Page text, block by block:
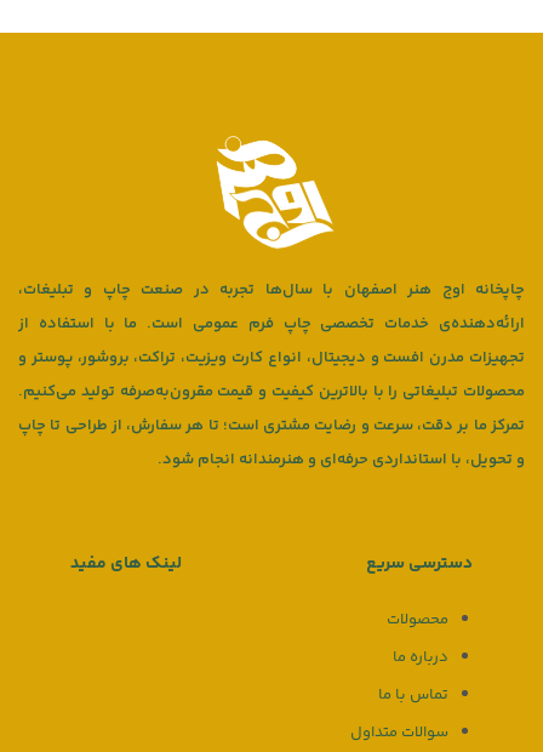
چاپخانه اوج هنر اصفهان با سال‌ها تجربه در صنعت چاپ و تبلیغات،
ارائه‌دهنده‌ی خدمات تخصصی چاپ فرم عمومی است. ما با استفاده از
تجهیزات مدرن افست و دیجیتال، انواع کارت ویزیت، تراکت، بروشور، پوستر و
محصولات تبلیغاتی را با بالاترین کیفیت و قیمت مقرون‌به‌صرفه تولید می‌کنیم.
تمرکز ما بر دقت، سرعت و رضایت مشتری است؛ تا هر سفارش، از طراحی تا چاپ
و تحویل، با استانداردی حرفه‌ای و هنرمندانه انجام شود.
دسترسی سریع
محصولات
درباره ما
تماس با ما
سوالات متداول
لینک های مفید